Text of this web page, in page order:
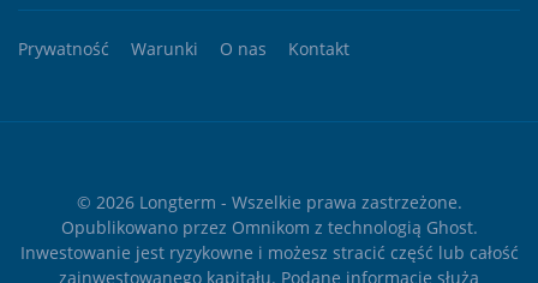
Prywatność Warunki O nas Kontakt
© 2026 Longterm - Wszelkie prawa zastrzeżone.
Opublikowano przez Omnikom z technologią Ghost.
Inwestowanie jest ryzykowne i możesz stracić część lub całość
zainwestowanego kapitału. Podane informacje służą